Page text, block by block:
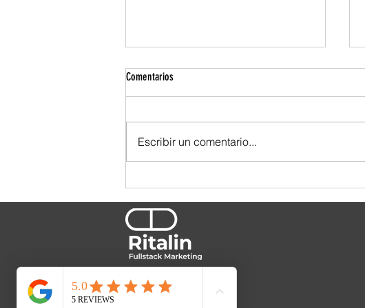
Comentarios
Escribir un comentario...